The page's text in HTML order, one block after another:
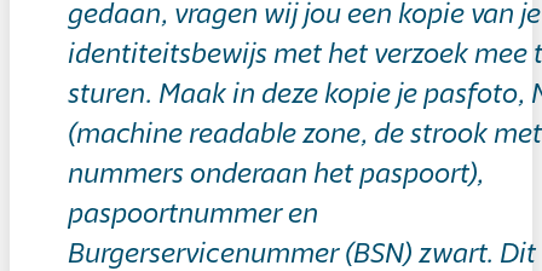
gedaan, vragen wij jou een kopie van je
identiteitsbewijs met het verzoek mee
sturen. Maak in deze kopie je pasfoto,
(machine readable zone, de strook met
nummers onderaan het paspoort),
paspoortnummer en
Burgerservicenummer (BSN) zwart. Dit